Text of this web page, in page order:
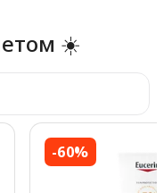
☀️
-60%